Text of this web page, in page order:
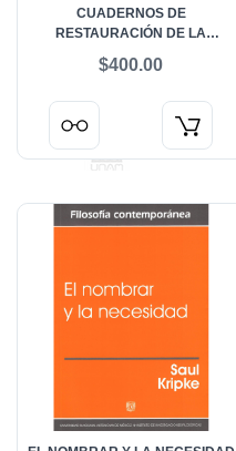
CUADERNOS DE
RESTAURACIÓN DE LA
$400.00